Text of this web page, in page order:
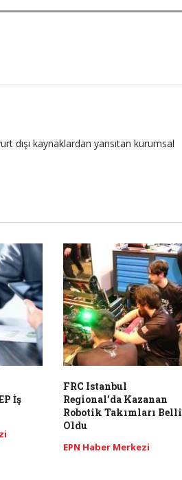
dışı kaynaklardan yansıtan kurumsal
İş
FRC Istanbul
Regional’da Kazanan
Robotik Takımları Belli
Oldu
EPN Haber Merkezi